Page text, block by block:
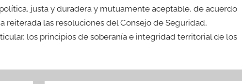
justa y duradera y mutuamente aceptable, de acuerdo
reiterada las resoluciones del Consejo de Seguridad,
los principios de soberanía e integridad territorial de los